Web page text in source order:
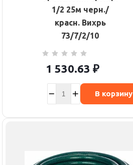
1/2 25м черн./
красн. Вихрь
73/7/2/10
1 530.63 ₽
В корзину